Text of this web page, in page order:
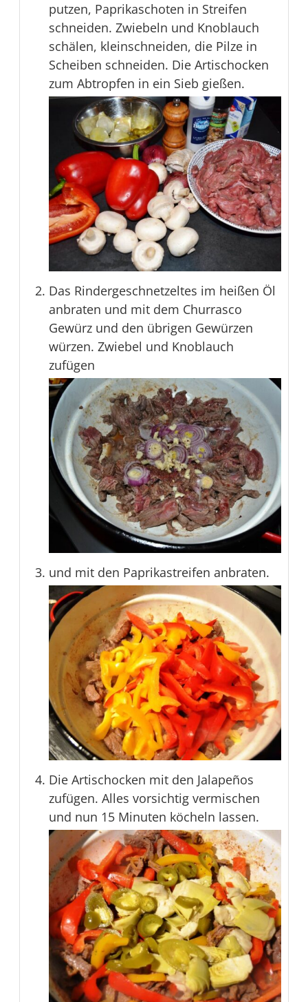
putzen, Paprikaschoten in Streifen
schneiden. Zwiebeln und Knoblauch
schälen, kleinschneiden, die Pilze in
Scheiben schneiden. Die Artischocken
zum Abtropfen in ein Sieb gießen.
Das Rindergeschnetzeltes im heißen Öl
anbraten und mit dem Churrasco
Gewürz und den übrigen Gewürzen
würzen. Zwiebel und Knoblauch
zufügen
und mit den Paprikastreifen anbraten.
Die Artischocken mit den Jalapeños
zufügen. Alles vorsichtig vermischen
und nun 15 Minuten köcheln lassen.